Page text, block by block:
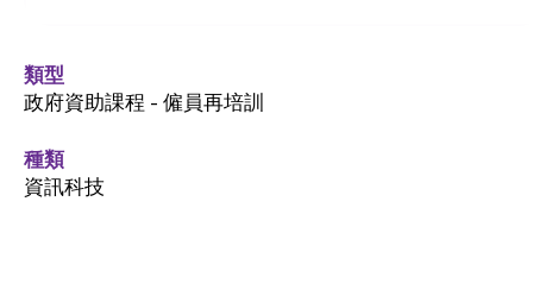
類型
政府資助課程 - 僱員再培訓
種類
資訊科技